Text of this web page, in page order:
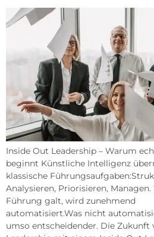
Inside Out Leadership – Warum
beginnt Künstliche Intelligenz
klassische
Analysieren, Priorisieren,
Führung galt, wird zunehmend
automatisiert.Was nicht
umso entscheidender. Die